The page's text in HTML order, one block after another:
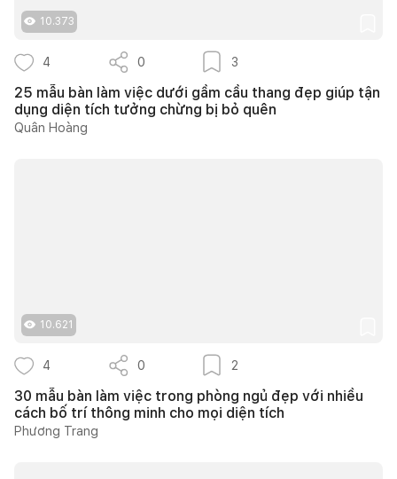
10.373
4 0 3
25 mẫu bàn làm việc dưới gầm cầu thang đẹp giúp tận
dụng diện tích tưởng chừng bị bỏ quên
Quân Hoàng
10.621
4 0 2
30 mẫu bàn làm việc trong phòng ngủ đẹp với nhiều
cách bố trí thông minh cho mọi diện tích
Phương Trang